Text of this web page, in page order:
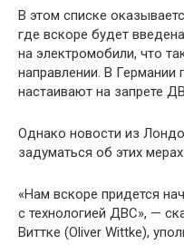
В этом списке
где вскоре будет
на электромобили, что
направлении. В Германии
настаивают на запрете
Однако новости из
задуматься об этих
«Нам вскоре придется
с технологией ДВС», —
Виттке (Oliver Wittke),